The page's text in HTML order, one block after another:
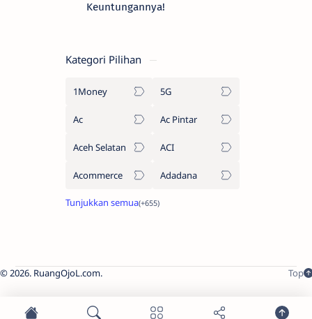
Keuntungannya!
Kategori Pilihan
1Money 5G
Ac Ac Pintar
Aceh Selatan ACI
Acommerce Adadana
2026. RuangOjoL.com.